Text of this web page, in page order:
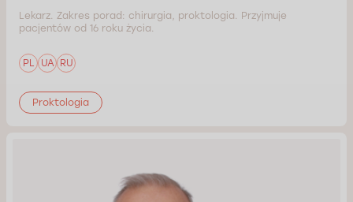
Lekarz. Zakres porad: chirurgia, proktologia. Przyjmuje
pacjentów od 16 roku życia.
PL UA RU
Proktologia